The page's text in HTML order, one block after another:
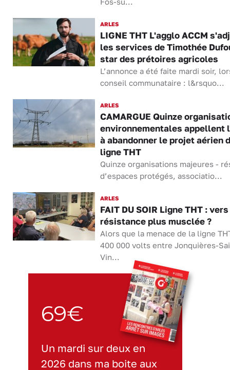
ARLES
LIGNE THT L'agglo ACCM
les services de Timothée
star des prétoires agricoles
L’annonce a été faite mardi soir,
conseil communataire : l&rsquo...
ARLES
CAMARGUE Quinze
environnementales appellent
à abandonner le projet aérien
ligne THT
Quinze organisations majeures -
d’espaces protégés, associatio...
ARLES
FAIT DU SOIR Ligne THT :
résistance plus musclée ?
Alors que la menace de la ligne
400 000 volts entre Jonquières-
Vin...
69€
Un mardi sur deux en
2026 dans ma boite aux